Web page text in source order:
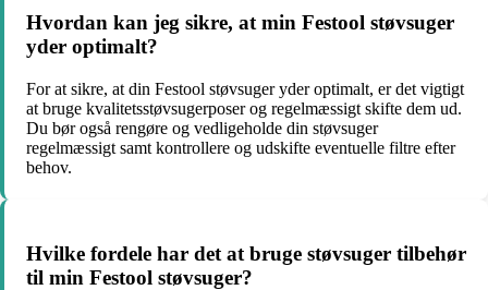
Hvordan kan jeg sikre, at min Festool støvsuger
yder optimalt?
For at sikre, at din Festool støvsuger yder optimalt, er det vigtigt
at bruge kvalitetsstøvsugerposer og regelmæssigt skifte dem ud.
Du bør også rengøre og vedligeholde din støvsuger
regelmæssigt samt kontrollere og udskifte eventuelle filtre efter
behov.
Hvilke fordele har det at bruge støvsuger tilbehør
til min Festool støvsuger?